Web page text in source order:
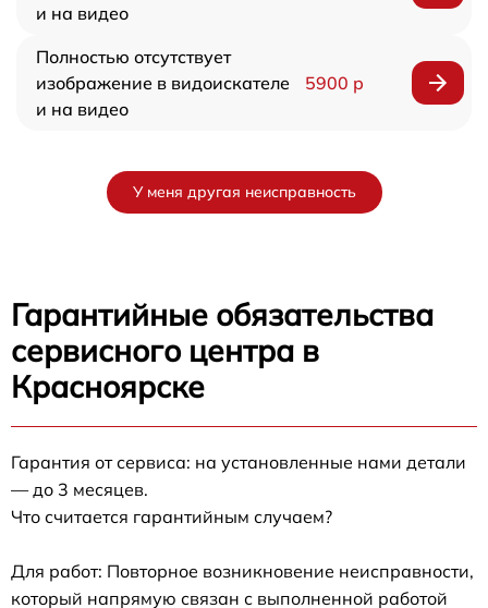
и на видео
Полностью отсутствует
изображение в видоискателе
и на видео
5900 р
У меня другая неисправность
Гарантийные обязательства
сервисного центра в
Красноярске
Гарантия от сервиса: на установленные нами детали
— до 3 месяцев.
Что считается гарантийным случаем?
Для работ: Повторное возникновение неисправности,
который напрямую связан с выполненной работой